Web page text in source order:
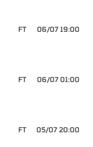
06/07 19:00
FT
06/07 01:00
FT
05/07 20:00
FT